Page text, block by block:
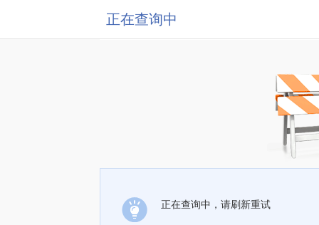
正在查询中
正在查询中，请刷新重试